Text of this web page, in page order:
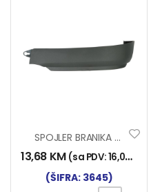
SPOJLER BRANIKA MAN TGX TKZ. GOLUB LIJ.
13,68 KM (sa PDV:16,00
(ŠIFRA: 3645)